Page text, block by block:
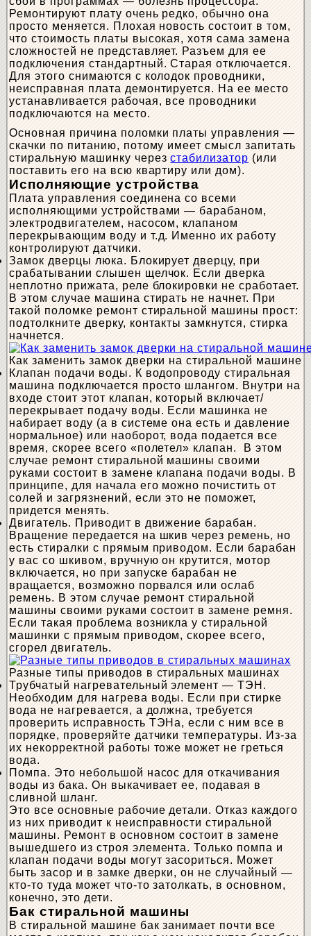
Ремонтируют плату очень редко, обычно она
просто меняется. Плохая новость состоит в том,
что стоимость платы высокая, хотя сама замена
сложностей не представляет. Разъем для ее
подключения стандартный. Старая отключается.
Для этого снимаются с колодок проводники,
неисправная плата демонтируется. На ее место
устанавливается рабочая, все проводники
подключаются на место.
Основная причина поломки платы управления —
скачки по питанию, потому имеет смысл запитать
стиральную машинку черезстабилизатор (или
поставить его на всю квартиру или дом).
Исполняющие устройства
Плата управления соединена со всеми
исполняющими устройствами — барабаном,
электродвигателем, насосом, клапаном
перекрывающим воду и т.д. Именно их работу
контролируют датчики.
Замок дверцы люка. Блокирует дверцу, при
срабатывании слышен щелчок. Если дверка
неплотно прижата, реле блокировки не сработает.
В этом случае машина стирать не начнет. При
такой поломке ремонт стиральной машины прост:
подтолкните дверку, контакты замкнутся, стирка
начнется.
Как заменить замок дверки на стиральной машине
Клапан подачи воды. К водопроводу стиральная
машина подключается просто шлангом. Внутри на
входе стоит этот клапан, который включает/
перекрывает подачу воды. Если машинка не
набирает воду (а в системе она есть и давление
нормальное) или наоборот, вода подается все
время, скорее всего «полетел» клапан. В этом
случае ремонт стиральной машины своими
руками состоит в замене клапана подачи воды. В
принципе, для начала его можно почистить от
солей и загрязнений, если это не поможет,
придется менять.
Двигатель. Приводит в движение барабан.
Вращение передается на шкив через ремень, но
есть стиралки с прямым приводом. Если барабан
у вас со шкивом, вручную он крутится, мотор
включается, но при запуске барабан не
вращается, возможно порвался или ослаб
ремень. В этом случае ремонт стиральной
машины своими руками состоит в замене ремня.
Если такая проблема возникла у стиральной
машинки с прямым приводом, скорее всего,
сгорел двигатель.
Разные типы приводов в стиральных машинах
Трубчатый нагревательный элемент — ТЭН.
Необходим для нагрева воды. Если при стирке
вода не нагревается, а должна, требуется
проверить исправность ТЭНа, если с ним все в
порядке, проверяйте датчики температуры. Из-за
их некорректной работы тоже может не греться
вода.
Помпа. Это небольшой насос для откачивания
воды из бака. Он выкачивает ее, подавая в
сливной шланг.
Это все основные рабочие детали. Отказ каждого
из них приводит к неисправности стиральной
машины. Ремонт в основном состоит в замене
вышедшего из строя элемента. Только помпа и
клапан подачи воды могут засориться. Может
быть засор и в замке дверки, он не случайный —
кто-то туда может что-то затолкать, в основном,
конечно, это дети.
Бак стиральной машины
В стиральной машине бак занимает почти все